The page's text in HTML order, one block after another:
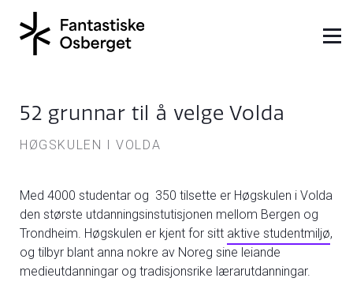
52 grunnar til å velge Volda
HØGSKULEN I VOLDA
Med 4000 studentar og 350 tilsette er Høgskulen i Volda
den største utdanningsinstutisjonen mellom Bergen og
Trondheim. Høgskulen er kjent for sitt aktive studentmiljø,
og tilbyr blant anna nokre av Noreg sine leiande
medieutdanningar og tradisjonsrike lærarutdanningar.